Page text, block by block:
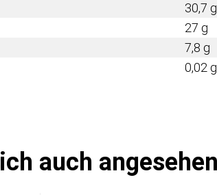
30,7 g
27 g
7,8 g
0,02 g
auch angesehen